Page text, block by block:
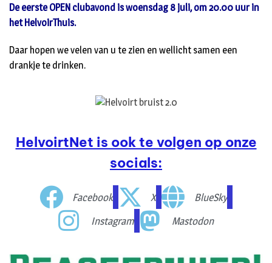
De eerste OPEN clubavond is woensdag 8 juli, om 20.00 uur in
het HelvoirThuis.
Daar hopen we velen van u te zien en wellicht samen een
drankje te drinken.
HelvoirtNet is ook te volgen op onze
socials:
Facebook X
BlueSky
Instagram
Mastodon